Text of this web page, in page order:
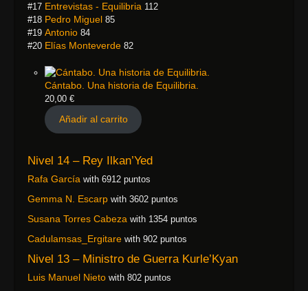
#17 Entrevistas - Equilibria 112
#18 Pedro Miguel 85
#19 Antonio 84
#20 Elías Monteverde 82
Cántabo. Una historia de Equilibria.
20,00 €
Añadir al carrito
Nivel 14 – Rey Ilkan’Yed
Rafa García with 6912 puntos
Gemma N. Escarp with 3602 puntos
Susana Torres Cabeza with 1354 puntos
Cadulamsas_Ergitare with 902 puntos
Nivel 13 – Ministro de Guerra Kurle’Kyan
Luis Manuel Nieto with 802 puntos